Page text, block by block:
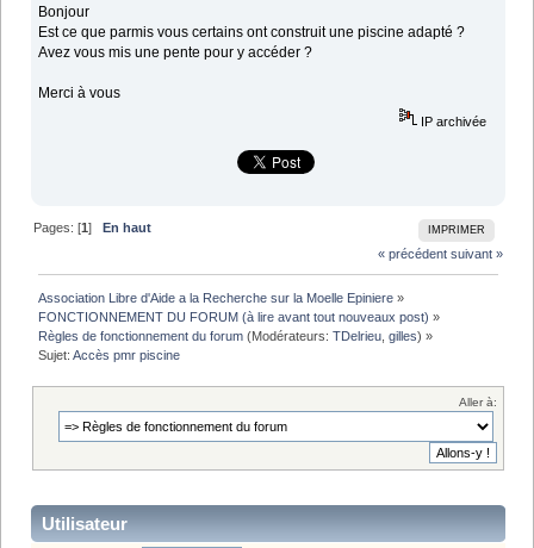
Bonjour
Est ce que parmis vous certains ont construit une piscine adapté ?
Avez vous mis une pente pour y accéder ?
Merci à vous
IP archivée
IMPRIMER
Pages: [1]
En haut
« précédent suivant »
Association Libre d'Aide a la Recherche sur la Moelle Epiniere »
FONCTIONNEMENT DU FORUM (à lire avant tout nouveaux post) »
Règles de fonctionnement du forum (Modérateurs:TDelrieu,gilles) »
Sujet:Accès pmr piscine
Aller à:
Utilisateur